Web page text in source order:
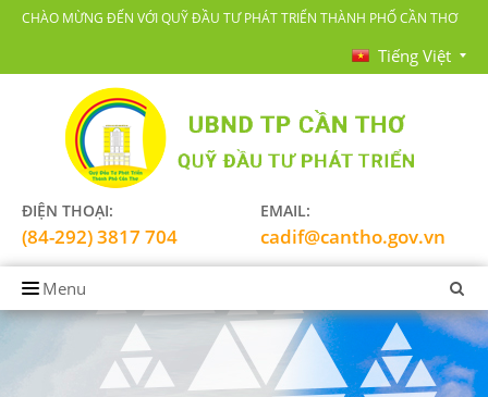
CHÀO MỪNG ĐẾN VỚI QUỸ ĐẦU TƯ PHÁT TRIỂN THÀNH PHỐ CẦN THƠ
Tiếng Việt
ĐIỆN THOẠI:
(84-292) 3817 704
EMAIL:
cadif@cantho.gov.vn
Menu